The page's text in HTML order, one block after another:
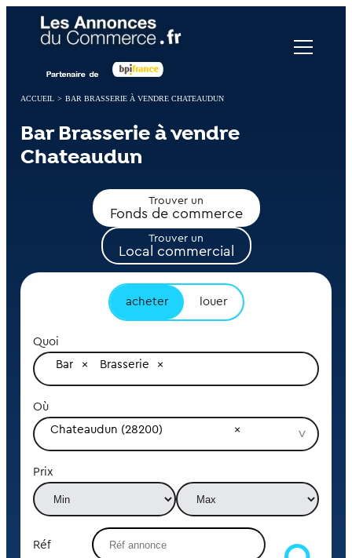
ACCUEIL > BAR BRASSERIE À VENDRE CHATEAUDUN
Bar Brasserie à vendre
Chateaudun
Trouver un
Fonds de commerce
Trouver un
Local commercial
acheter louer
Quoi
Bar
Brasserie
Où
Chateaudun (28200)
Prix
Réf
Panneau de gestion des cookies